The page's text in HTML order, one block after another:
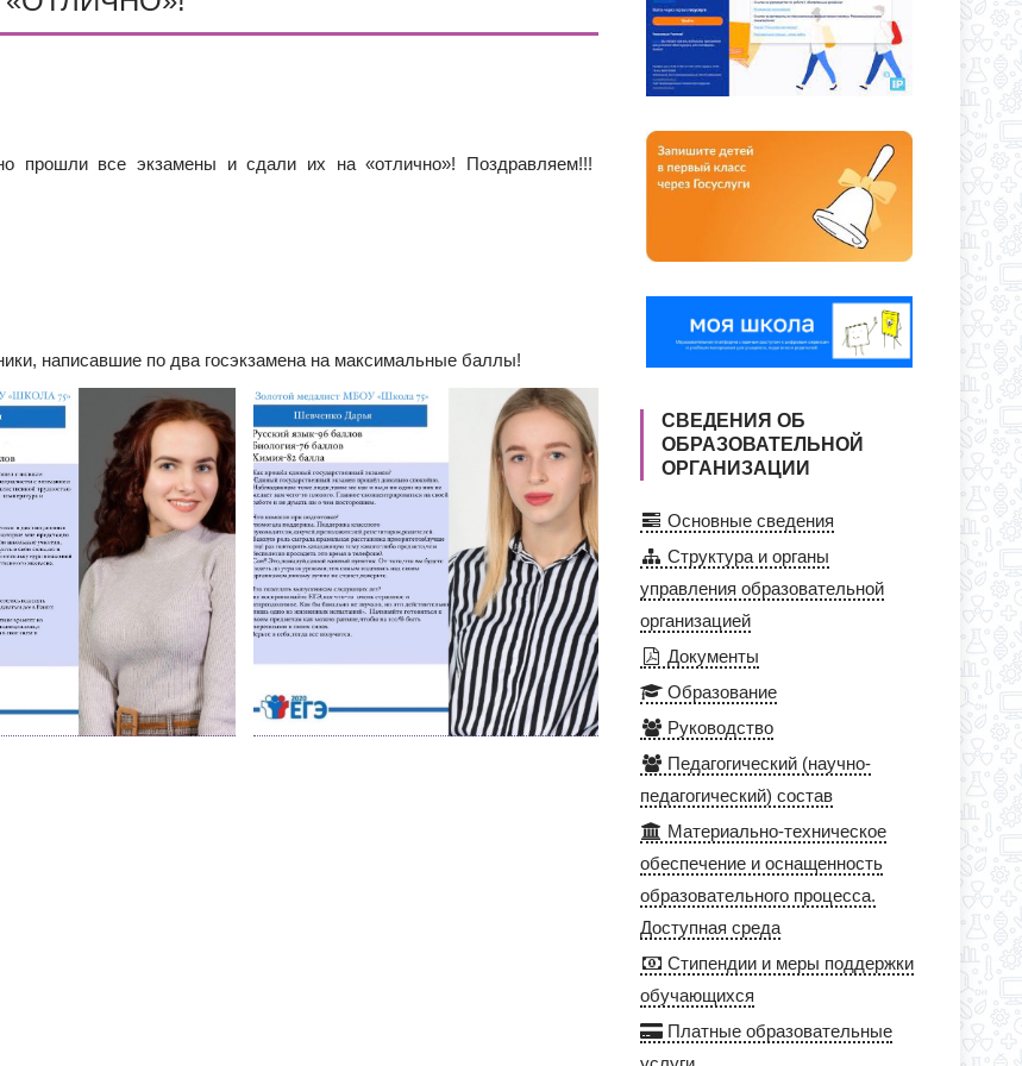
МБОУ «ШКОЛА № 75» ОТКРЫВАЮТСЯ КЛАССЫ ПОЛНОГО ДНЯ ПО АДРЕСУ: УЛ. Ю. ДУБИНИНА,
ОРГАНИЗАЦИЙ РОСТОВСКОЙ ОБЛАСТИ ДЛЯ ПРИЕМА ЗАЯВЛЕНИЙ В 1 КЛАСС
прошли все экзамены и сдали их на «отлично»! Поздравляем!!!
написавшие по два госэкзамена на максимальные баллы!
СВЕДЕНИЯ ОБ
ОБРАЗОВАТЕЛЬНОЙ
ОРГАНИЗАЦИИ
Основные сведения
Структура и органы
управления образовательной
организацией
Документы
Образование
Руководство
Педагогический (научно-
педагогический) состав
Материально-техническое
обеспечение и оснащенность
образовательного процесса.
Доступная среда
Стипендии и меры поддержки
обучающихся
Платные образовательные